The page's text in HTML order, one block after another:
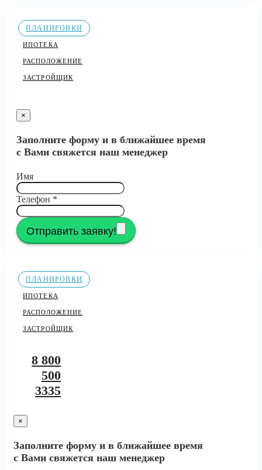
ПЛАНИРОВКИ
ИПОТЕКА
РАСПОЛОЖЕНИЕ
ЗАСТРОЙЩИК
×
Заполните форму и в ближайшее время
с Вами свяжется наш менеджер
Имя
Телефон *
Отправить заявку!
ПЛАНИРОВКИ
ИПОТЕКА
РАСПОЛОЖЕНИЕ
ЗАСТРОЙЩИК
8 800
500
3335
×
Заполните форму и в ближайшее время
с Вами свяжется наш менеджер